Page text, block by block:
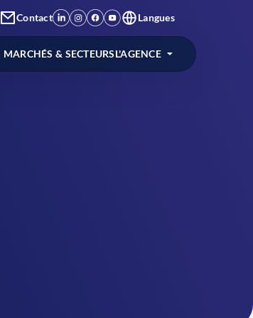
Contact Langues
MARCHÉS & SECTEURSL'AGENCE